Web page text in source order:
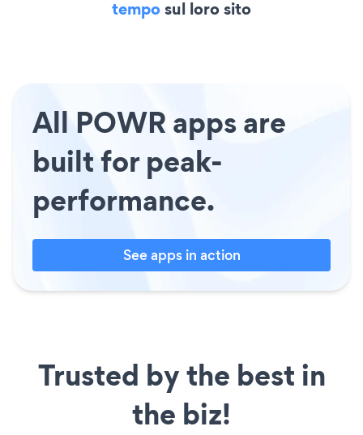
temposul loro sito
All POWR apps are
built for peak-
performance.
See apps in action
Trusted by the best in
the biz!